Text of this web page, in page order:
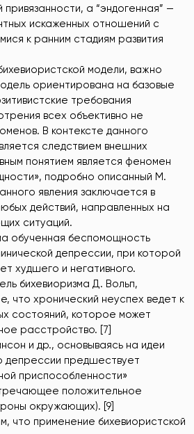
привязанности, а “эндогенная” —
искаженных отношений с
к ранним стадиям развития
модели, важно
ориентирована на базовые
требования
всех объективно не
В контексте данного
следствием внешних
понятием является феномен
подробно описанный М.
явления заключается в
действий, направленных на
ситуаций.
обученная беспомощность
депрессии, при которой
худшего и негативного.
бихевиоризма Д. Вольп,
что хронический неуспех ведет к
состояний, которое может
расстройство. [7]
и др., основываясь на идеи
депрессии предшествует
приспособленности»
положительное
окружающих). [9]
что применение бихевиористской